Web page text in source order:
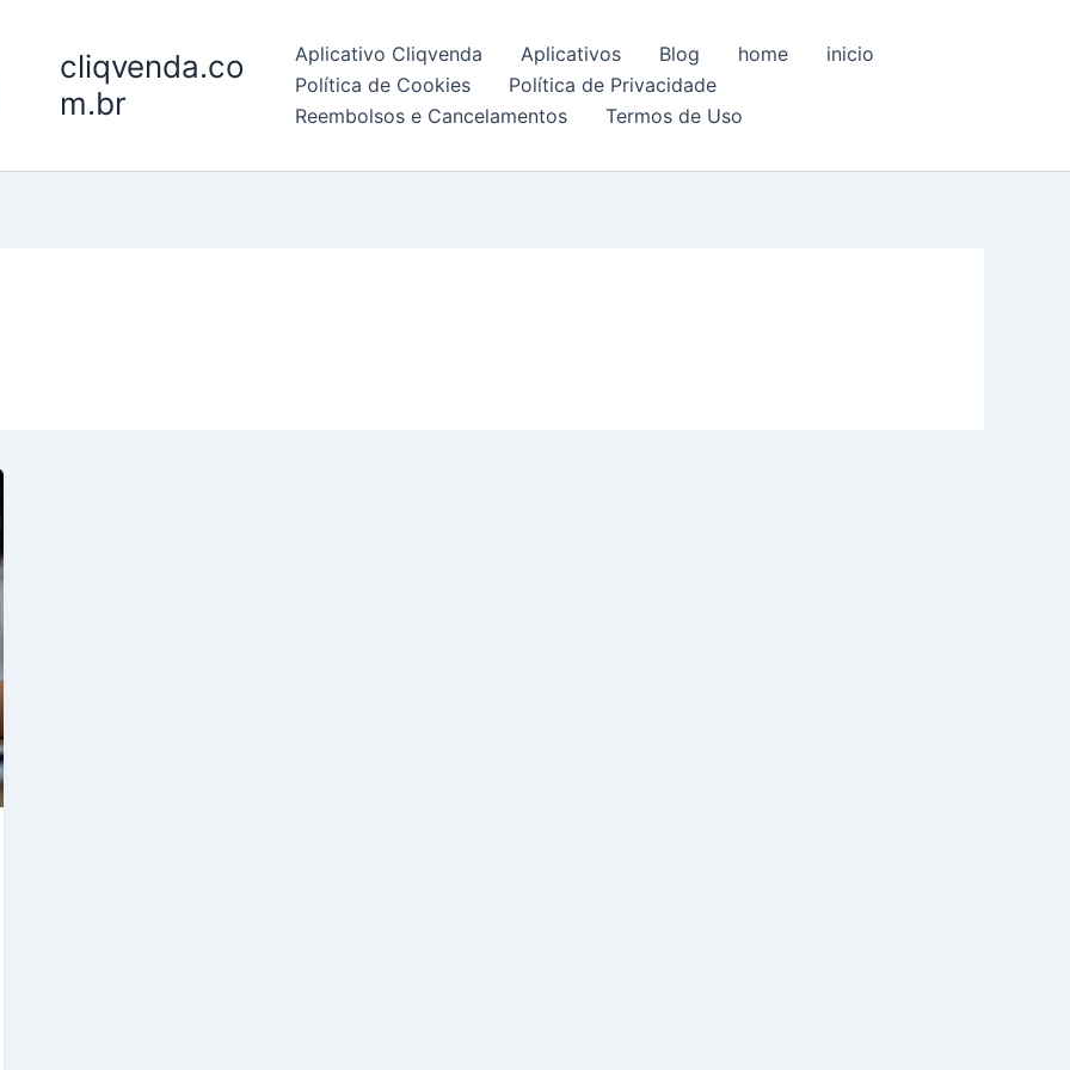
cliqvenda.co
m.br
Aplicativo Cliqvenda Aplicativos Blog home
inicio
Política de Cookies
Política de Privacidade
Reembolsos e Cancelamentos
Termos de Uso